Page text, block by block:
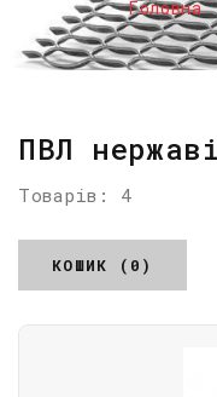
Головна
ПВЛ
Товарів: 4
КОШИК (0)